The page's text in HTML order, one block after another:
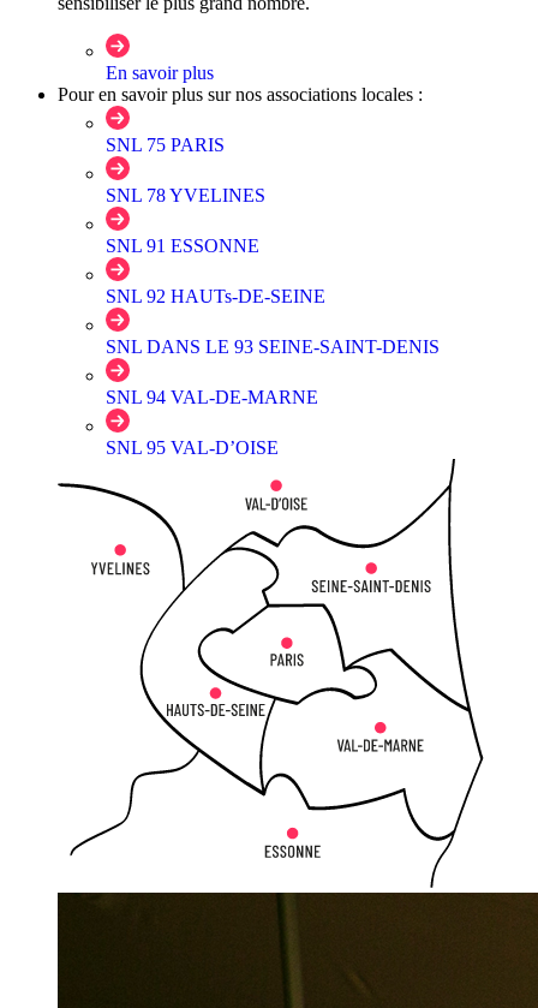
En savoir plus
Pour en savoir plus sur nos associations locales :
SNL 75 PARIS
SNL 78 YVELINES
SNL 91 ESSONNE
SNL 92 HAUTs-DE-SEINE
SNL DANS LE 93 SEINE-SAINT-DENIS
SNL 94 VAL-DE-MARNE
SNL 95 VAL-D’OISE